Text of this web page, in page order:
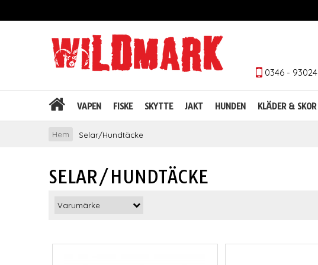
0346 - 93024
VAPEN FISKE SKYTTE JAKT HUNDEN KLÄDER & SKOR
Hem Selar/Hundtäcke
SELAR/HUNDTÄCKE
Varumärke